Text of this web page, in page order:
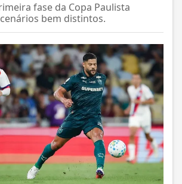
fase da Copa Paulista
bem distintos.